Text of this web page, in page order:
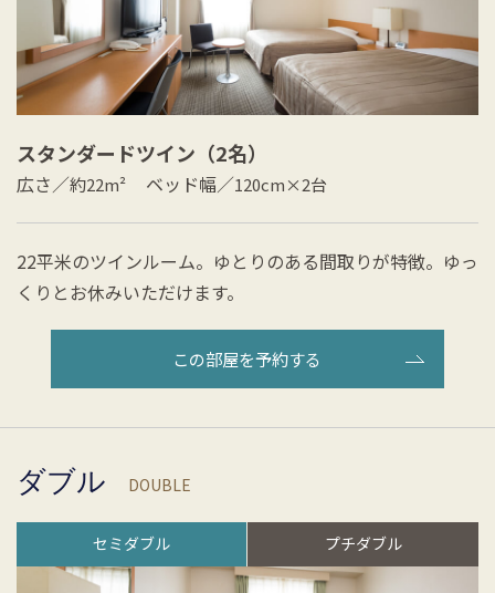
スタンダードツイン（2名）
広さ／約22m² ベッド幅／120cm×2台
22平米のツインルーム。ゆとりのある間取りが特徴。ゆっ
くりとお休みいただけます。
この部屋を予約する
ダブル DOUBLE
セミダブル プチダブル